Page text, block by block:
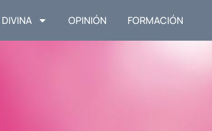
OPINIÓN FORMACIÓN